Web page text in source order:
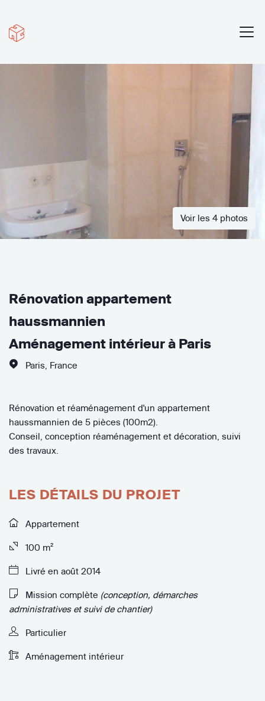
Voir les 4 photos
Rénovation appartement
haussmannien
Aménagement intérieur à Paris
Paris France
Rénovation et réaménagement d'un appartement
haussmannien de 5 pièces (100m2).
Conseil, conception réaménagement et décoration, suivi
des travaux.
LES DÉTAILS DU PROJET
Appartement
100 m²
Livré en août 2014
Mission complète (conception, démarches
administratives et suivi de chantier)
Particulier
Aménagement intérieur